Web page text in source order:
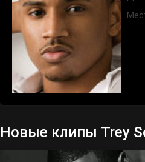
Новые клипы Trey